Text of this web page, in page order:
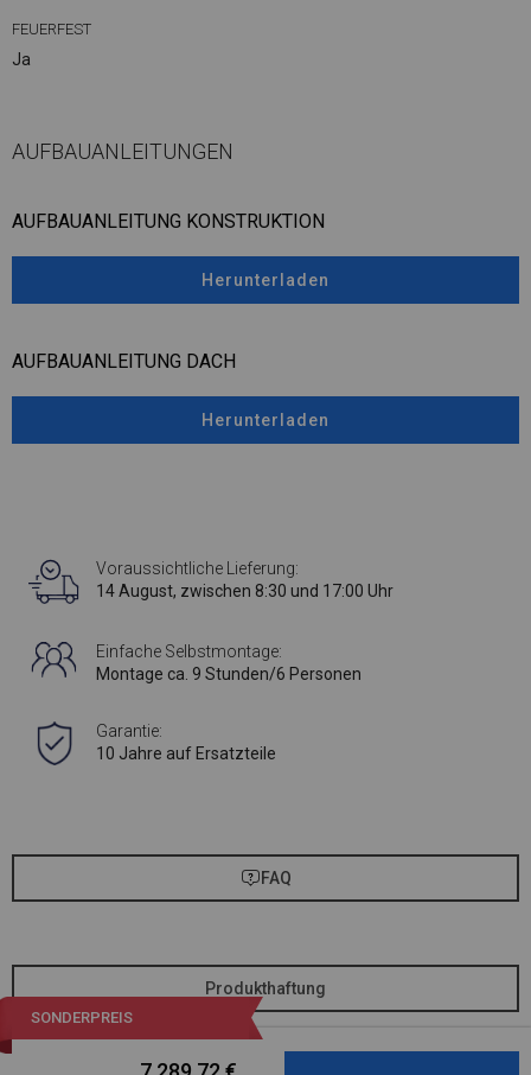
FEUERFEST
Ja
AUFBAUANLEITUNGEN
AUFBAUANLEITUNG KONSTRUKTION
Herunterladen
AUFBAUANLEITUNG DACH
Herunterladen
Voraussichtliche Lieferung:
14 August, zwischen 8:30 und 17:00 Uhr
Einfache Selbstmontage:
Montage ca. 9 Stunden/6 Personen
Garantie:
10 Jahre auf Ersatzteile
FAQ
Produkthaftung
SONDERPREIS